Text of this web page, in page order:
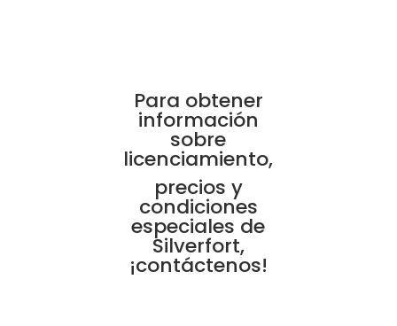
Para obtener
información
sobre
licenciamiento,
precios y
condiciones
especiales de
Silverfort,
¡contáctenos!